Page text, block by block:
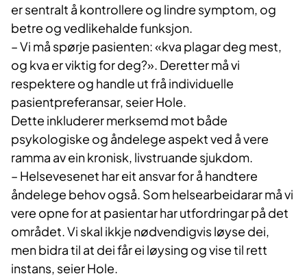
er sentralt å kontrollere og lindre symptom, og
betre og vedlikehalde funksjon.
– Vi må spørje pasienten: «kva plagar deg mest,
og kva er viktig for deg?». Deretter må vi
respektere og handle ut frå individuelle
pasientpreferansar, seier Hole.
Dette inkluderer merksemd mot både
psykologiske og åndelege aspekt ved å vere
ramma av ein kronisk, livstruande sjukdom.
– Helsevesenet har eit ansvar for å handtere
åndelege behov også. Som helsearbeidarar må vi
vere opne for at pasientar har utfordringar på det
området. Vi skal ikkje nødvendigvis løyse dei,
men bidra til at dei får ei løysing og vise til rett
instans, seier Hole.